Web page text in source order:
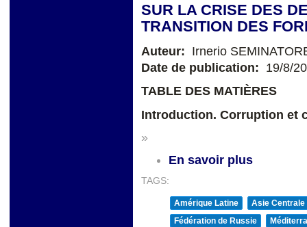
SUR LA CRISE DES
TRANSITION DES
Auteur: Irnerio
Date de publication: 19/8/
TABLE DES MATIÈRES
Introduction. Corruption et
»
En savoir plus
TAGS:
Amérique Latine
Asie Centrale
Fédération de Russie